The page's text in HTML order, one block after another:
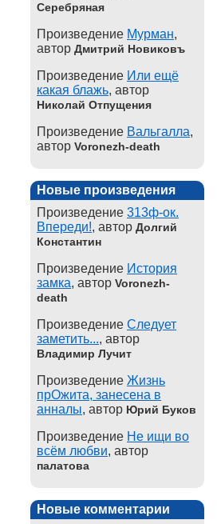
Серебряная
Произведение Мурман,
автор Дмитрий Новиковъ
Произведение Или ещё
какая блажь, автор
Николай Отпущения
Произведение Вальгалла,
автор Voronezh-death
Новые произведения
Произведение 313ф-ок.
Впереди!, автор Долгий
Константин
Произведение История
замка, автор Voronezh-
death
Произведение Следует
заметить..., автор
Владимир Лучит
Произведение Жизнь
прОжита, занесена в
анналы, автор Юрий Буков
Произведение Не ищи во
всём любви, автор
палатова
Новые комментарии